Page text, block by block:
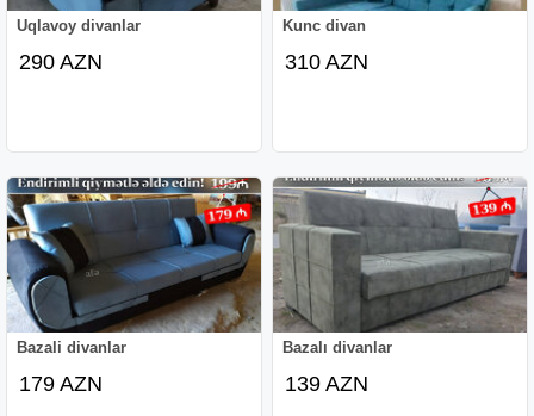
Uqlavoy divanlar
290 AZN
Kunc divan
310 AZN
Bazali divanlar
179 AZN
Bazalı divanlar
139 AZN